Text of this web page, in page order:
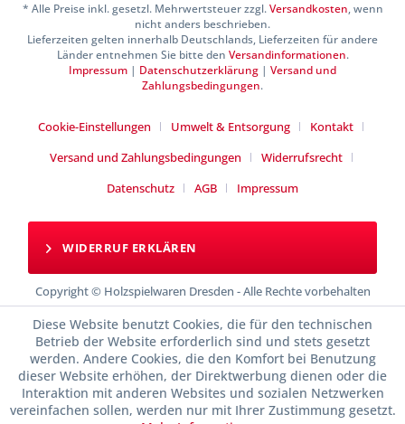
* Alle Preise inkl. gesetzl. Mehrwertsteuer zzgl.Versandkosten, wenn
nicht anders beschrieben.
Lieferzeiten gelten innerhalb Deutschlands, Lieferzeiten für andere
Länder entnehmen Sie bitte den Versandinformationen.
Impressum | Datenschutzerklärung | Versand und
Zahlungsbedingungen.
Cookie-Einstellungen Umwelt & Entsorgung
Kontakt
Versand und Zahlungsbedingungen
Widerrufsrecht
Datenschutz
AGB Impressum
WIDERRUF ERKLÄREN
Copyright © Holzspielwaren Dresden - Alle Rechte vorbehalten
Diese Website benutzt Cookies, die für den technischen
Betrieb der Website erforderlich sind und stets gesetzt
werden. Andere Cookies, die den Komfort bei Benutzung
dieser Website erhöhen, der Direktwerbung dienen oder die
Interaktion mit anderen Websites und sozialen Netzwerken
vereinfachen sollen, werden nur mit Ihrer Zustimmung gesetzt.